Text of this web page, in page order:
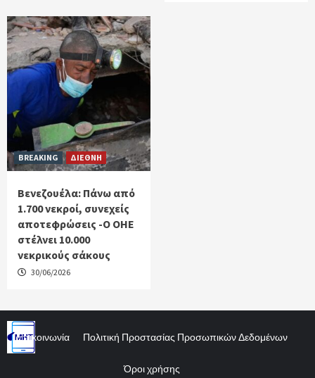
BREAKING ΔΙΕΘΝΗ
Βενεζουέλα: Πάνω από
1.700 νεκροί, συνεχείς
αποτεφρώσεις -Ο ΟΗΕ
στέλνει 10.000
νεκρικούς σάκους
30/06/2026
Επικοινωνία Πολιτική Προστασίας Προσωπικών Δεδομένων
Όροι χρήσης